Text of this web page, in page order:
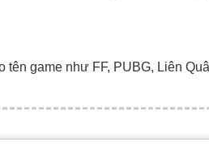
tên game như FF, PUBG, Liên